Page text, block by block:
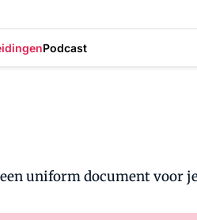
Podcast
uniform document voor